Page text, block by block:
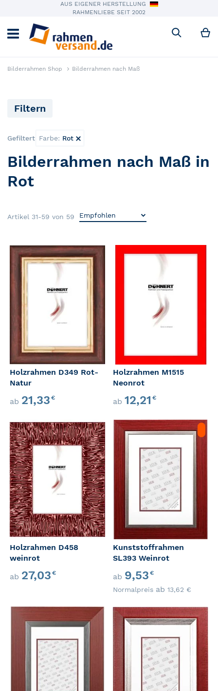
AUS EIGENER HERSTELLUNG
RAHMENLIEBE SEIT 2002
Suche
Bilderrahmen Shop Bilderrahmen nach Maß
Bilderrahmen nach Maß in
Rot
Artikel 31-59 von 59
Holzrahmen D349 Rot-
Natur
ab 21,33€
Holzrahmen M1515
Neonrot
ab 12,21€
Holzrahmen D458
weinrot
ab 27,03€
Kunststoffrahmen
SL393 Weinrot
Sonderangebot
ab 9,53€
Normalpreis ab 13,62 €
Filtern
Gefiltert Farbe Rot
Dies entfernen